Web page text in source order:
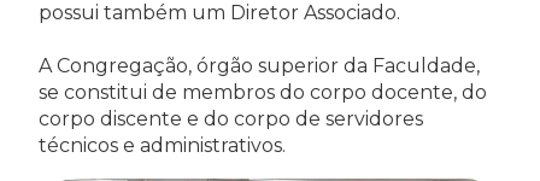
possui também um Diretor Associado.
A Congregação, órgão superior da Faculdade,
se constitui de membros do corpo docente, do
corpo discente e do corpo de servidores
técnicos e administrativos.